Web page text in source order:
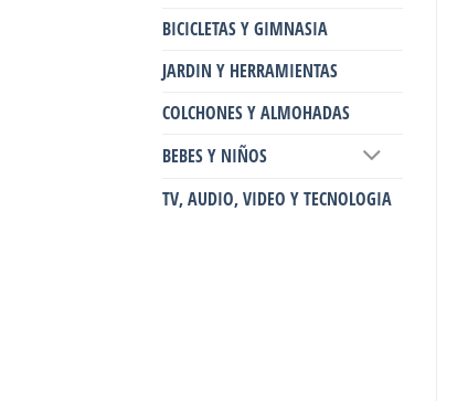
BICICLETAS Y GIMNASIA
JARDIN Y HERRAMIENTAS
COLCHONES Y ALMOHADAS
BEBES Y NIÑOS
TV, AUDIO, VIDEO Y TECNOLOGIA